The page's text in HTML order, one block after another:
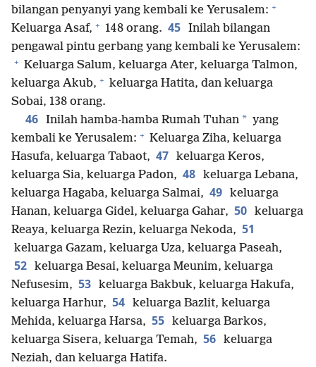
bilangan penyanyi yang kembali ke Yerusalem: +
Keluarga Asaf, + 148 orang. 45 Inilah bilangan
pengawal pintu gerbang yang kembali ke Yerusalem:
+ Keluarga Salum, keluarga Ater, keluarga Talmon,
keluarga Akub, + keluarga Hatita, dan keluarga
Sobai, 138 orang.
46 Inilah hamba-hamba Rumah Tuhan * yang
kembali ke Yerusalem: + Keluarga Ziha, keluarga
Hasufa, keluarga Tabaot, 47 keluarga Keros,
keluarga Sia, keluarga Padon, 48 keluarga Lebana,
keluarga Hagaba, keluarga Salmai, 49 keluarga
Hanan, keluarga Gidel, keluarga Gahar, 50 keluarga
Reaya, keluarga Rezin, keluarga Nekoda, 51
keluarga Gazam, keluarga Uza, keluarga Paseah,
52 keluarga Besai, keluarga Meunim, keluarga
Nefusesim, 53 keluarga Bakbuk, keluarga Hakufa,
keluarga Harhur, 54 keluarga Bazlit, keluarga
Mehida, keluarga Harsa, 55 keluarga Barkos,
keluarga Sisera, keluarga Temah, 56 keluarga
Neziah, dan keluarga Hatifa.